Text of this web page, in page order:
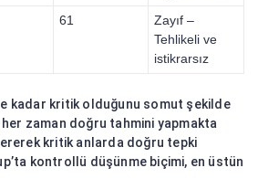
61
Zayıf –
Tehlikeli ve
istikrarsız
kadar kritik olduğunu somut şekilde
her zaman doğru tahmini yapmakta
kritik anlarda doğru tepki
kontrollü düşünme biçimi, en üstün